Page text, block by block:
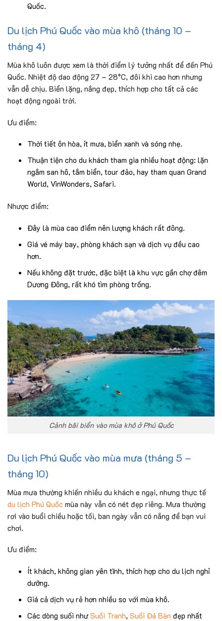
Quốc.
Du lịch Phú Quốc vào mùa khô (tháng 10 –
tháng 4)
Mùa khô luôn được xem là thời điểm lý tưởng nhất để đến Phú
Quốc. Nhiệt độ dao động 27 – 28°C, đôi khi cao hơn nhưng
vẫn dễ chịu. Biển lặng, nắng đẹp, thích hợp cho tất cả các
hoạt động ngoài trời.
Ưu điểm:
Thời tiết ôn hòa, ít mưa, biển xanh và sóng nhẹ.
Thuận tiện cho du khách tham gia nhiều hoạt động: lặn
ngắm san hô, tắm biển, tour đảo, hay tham quan Grand
World, VinWonders, Safari.
Nhược điểm:
Đây là mùa cao điểm nên lượng khách rất đông.
Giá vé máy bay, phòng khách sạn và dịch vụ đều cao
hơn.
Nếu không đặt trước, đặc biệt là khu vực gần chợ đêm
Dương Đông, rất khó tìm phòng trống.
Cảnh bãi biển vào mùa khô ở Phú Quốc
Du lịch Phú Quốc vào mùa mưa (tháng 5 –
tháng 10)
Mùa mưa thường khiến nhiều du khách e ngại, nhưng thực tế
du lịch Phú Quốc mùa này vẫn có nét đẹp riêng. Mưa thường
rơi vào buổi chiều hoặc tối, ban ngày vẫn có nắng để bạn vui
chơi.
Ưu điểm:
Ít khách, không gian yên tĩnh, thích hợp cho du lịch nghỉ
dưỡng.
Giá cả dịch vụ rẻ hơn nhiều so với mùa khô.
Các dòng suối như Suối Tranh, Suối Đá Bàn đẹp nhất